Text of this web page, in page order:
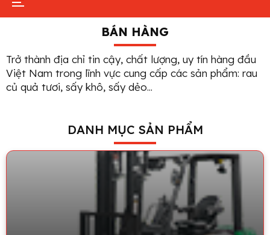
BÁN HÀNG
Trở thành địa chỉ tin cậy, chất lượng, uy tín hàng đầu
Việt Nam trong lĩnh vực cung cấp các sản phẩm: rau
củ quả tươi, sấy khô, sấy dẻo...
DANH MỤC SẢN PHẨM